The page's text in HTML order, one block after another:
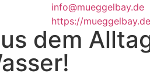
info@mueggelbay.de
https://mueggelbay.de
dem